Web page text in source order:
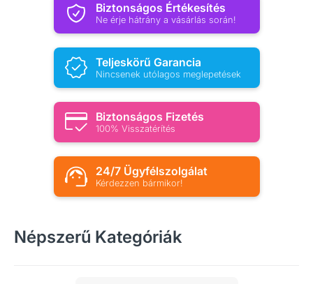
Biztonságos Értékesítés
Ne érje hátrány a vásárlás során!
Teljeskörű Garancia
Nincsenek utólagos meglepetések
Biztonságos Fizetés
100% Visszatérítés
24/7 Ügyfélszolgálat
Kérdezzen bármikor!
Népszerű Kategóriák